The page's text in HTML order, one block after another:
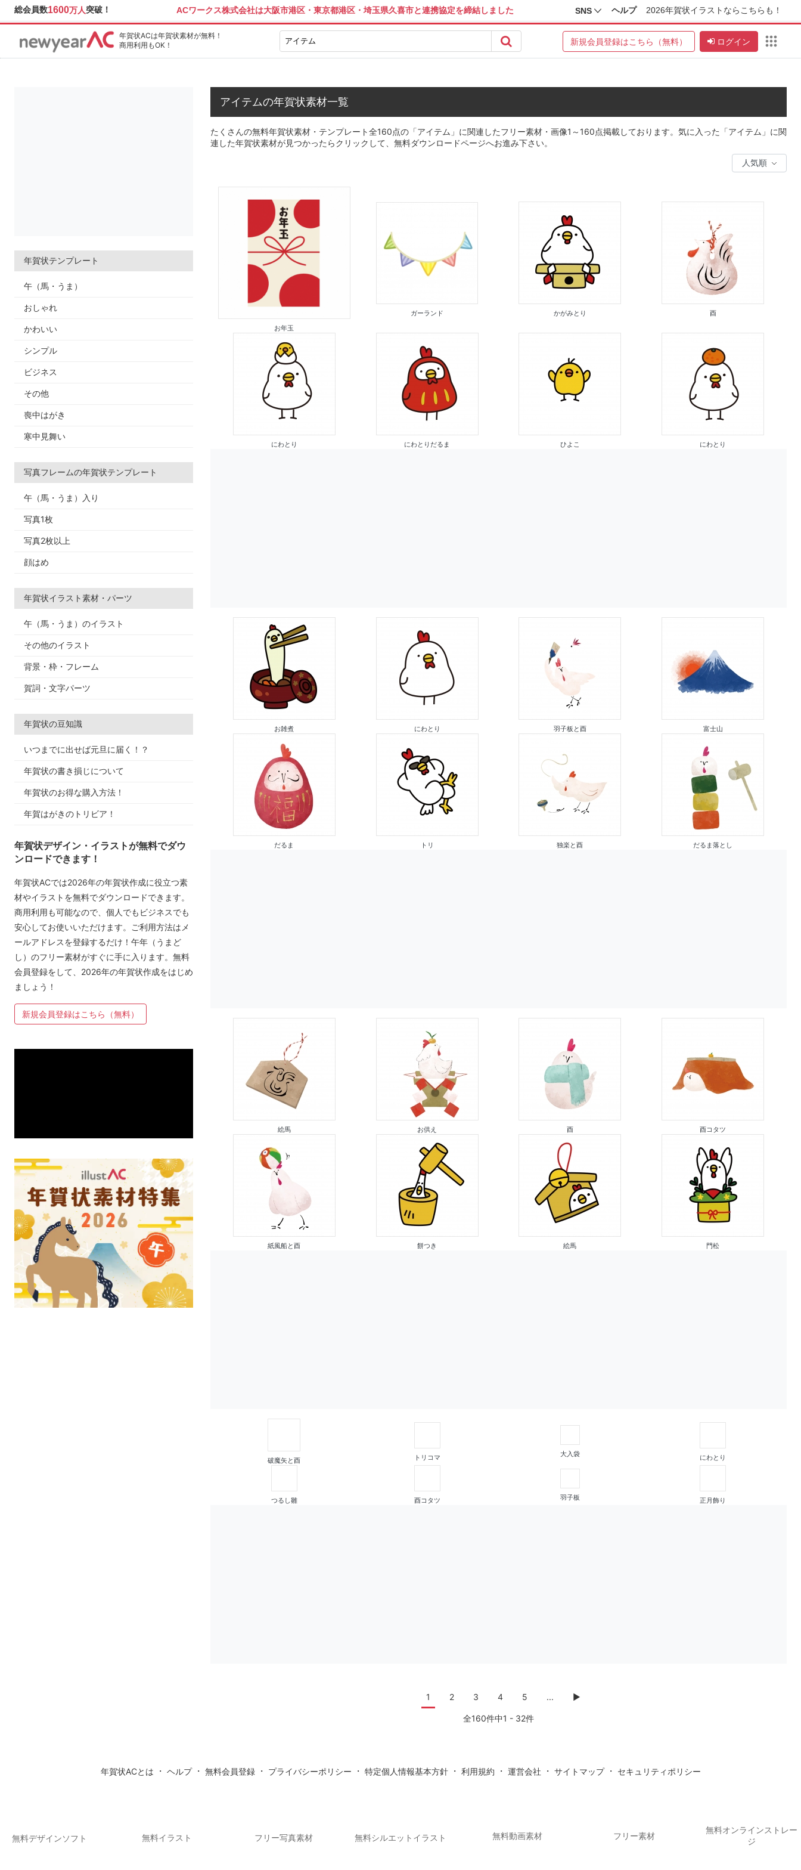
総会員数1600万人突破！ ACワークス株式会社は大阪市港区・東京都港区・埼玉県久喜市と連携協定を締結しました SNS ヘルプ 2026年賀状イラストならこちらも！
年賀状ACは年賀状素材が無料！
商用利用もOK！
新規会員登録はこちら（無料） ログイン
年賀状テンプレート
午（馬・うま）
おしゃれ
かわいい
シンプル
ビジネス
その他
喪中はがき
寒中見舞い
写真フレームの年賀状テンプレート
午（馬・うま）入り
写真1枚
写真2枚以上
顔はめ
年賀状イラスト素材・パーツ
午（馬・うま）のイラスト
その他のイラスト
背景・枠・フレーム
賀詞・文字パーツ
年賀状の豆知識
いつまでに出せば元旦に届く！？
年賀状の書き損じについて
年賀状のお得な購入方法！
年賀はがきのトリビア！
年賀状デザイン・イラストが無料でダウ
ンロードできます！
年賀状ACでは2026年の年賀状作成に役立つ素
材やイラストを無料でダウンロードできます。
商用利用も可能なので、個人でもビジネスでも
安心してお使いいただけます。ご利用方法はメ
ールアドレスを登録するだけ！午年（うまど
し）のフリー素材がすぐに手に入ります。無料
会員登録をして、2026年の年賀状作成をはじめ
ましょう！
新規会員登録はこちら（無料）
アイテムの年賀状素材一覧
たくさんの無料年賀状素材・テンプレート全160点の「アイテム」に関連したフリー素材・画像1～160点掲載しております。気に入った「アイテム」に関
連した年賀状素材が見つかったらクリックして、無料ダウンロードページへお進み下さい。
お年玉
ガーランド かがみとり 酉
にわとり にわとりだるま ひよこ にわとり
お雑煮 にわとり 羽子板と酉 富士山
だるま トリ 独楽と酉 だるま落とし
絵馬 お供え 酉 酉コタツ
紙風船と酉 餅つき 絵馬 門松
破魔矢と酉 トリコマ 大入袋 にわとり
つるし雛 酉コタツ 羽子板 正月飾り
1 2 3 4 5 ... ▶
全160件中1 - 32件
年賀状ACとは ・ ヘルプ・ 無料会員登録・ プライバシーポリシー ・ 特定個人情報基本方針・ 利用規約 ・ 運営会社 ・ サイトマップ・ セキュリティポリシー
無料デザインソフト 無料イラスト フリー写真素材 無料シルエットイラスト 無料動画素材 フリー素材
無料オンラインストレー
ジ